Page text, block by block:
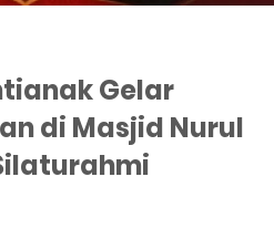
Gelar
di Masjid Nurul